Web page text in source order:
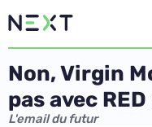
Non, Virgin
pas avec RED
L'email du futur